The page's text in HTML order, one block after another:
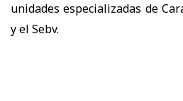
unidades especializadas de
y el Sebv.